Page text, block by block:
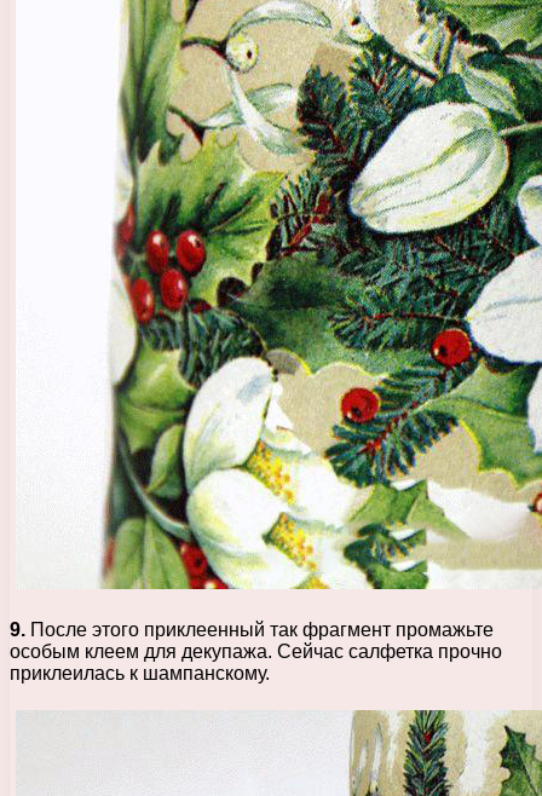
9. После этого приклеенный так фрагмент промажьте
особым клеем для декупажа. Сейчас салфетка прочно
приклеилась к шампанскому.